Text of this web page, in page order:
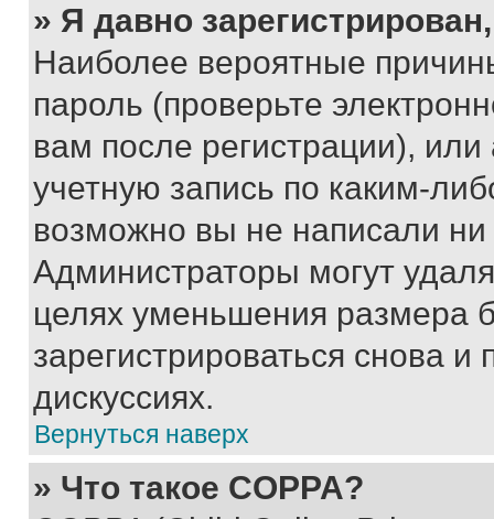
» Я давно
Наиболее вероятные
пароль (проверьте
вам после регистрации),
учетную запись по каким-
возможно вы не написали
Администраторы могут
целях уменьшения размера
зарегистрироваться снова и
дискуссиях.
Вернуться наверх
» Что такое COPPA?